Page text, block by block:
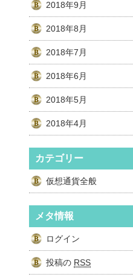
2018年9月
2018年8月
2018年7月
2018年6月
2018年5月
2018年4月
カテゴリー
仮想通貨全般
メタ情報
ログイン
投稿の RSS